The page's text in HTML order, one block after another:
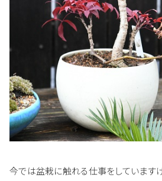
今では盆栽に触れる仕事をしています